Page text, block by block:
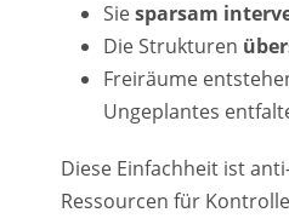
Siesparsam
Die Strukturen
Freiräume
Ungeplantes
Diese Einfachheit ist
Ressourcen für